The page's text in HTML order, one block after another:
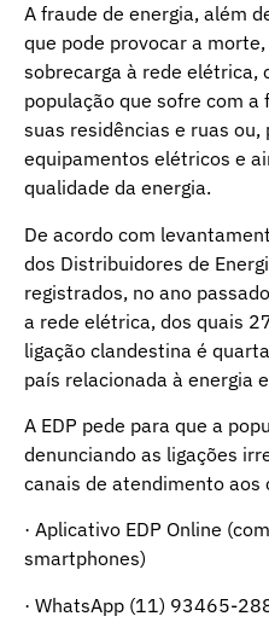
A fraude de energia, além
que pode provocar a
sobrecarga à rede elétrica,
população que sofre com
suas residências e ruas
equipamentos elétricos e
qualidade da energia.
De acordo com
dos Distribuidores de
registrados, no ano
a rede elétrica, dos quais
ligação clandestina é
país relacionada à energia
A EDP pede para que a
denunciando as ligações
canais de atendimento aos
· Aplicativo EDP Online
smartphones)
· WhatsApp (11) 93465-